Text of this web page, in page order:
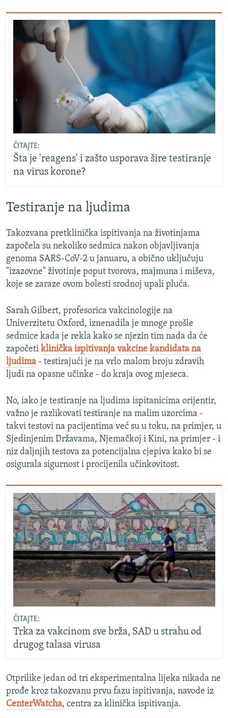
ČITAJTE:
Šta je 'reagens' i zašto usporava šire testiranje
na virus korone?
Testiranje na ljudima
Takozvana pretklinička ispitivanja na životinjama
započela su nekoliko sedmica nakon objavljivanja
genoma SARS-CoV-2 u januaru, a obično uključuju
"izazovne" životinje poput tvorova, majmuna i miševa,
koje se zaraze ovom bolesti srodnoj upali pluća.
Sarah Gilbert, profesorica vakcinologije na
Univerzitetu Oxford, iznenadila je mnoge prošle
sedmice kada je rekla kako se njezin tim nada da će
započeti klinička ispitivanja vakcine kandidata na
ljudima - testirajući je na vrlo malom broju zdravih
ljudi na opasne učinke - do kraja ovog mjeseca.
No, iako je testiranje na ljudima ispitanicima orijentir,
važno je razlikovati testiranje na malim uzorcima -
takvi testovi na pacijentima već su u toku, na primjer, u
Sjedinjenim Državama, Njemačkoj i Kini, na primjer - i
niz daljnjih testova za potencijalna cjepiva kako bi se
osigurala sigurnost i procijenila učinkovitost.
ČITAJTE:
Trka za vakcinom sve brža, SAD u strahu od
drugog talasa virusa
Otprilike jedan od tri eksperimentalna lijeka nikada ne
prođe kroz takozvanu prvu fazu ispitivanja, navode iz
CenterWatcha, centra za klinička ispitivanja.